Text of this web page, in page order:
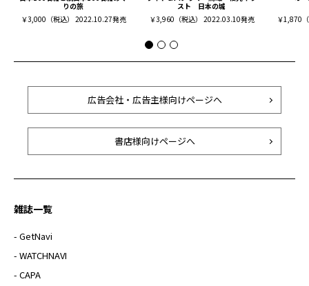
りの旅
￥3,000（税込） 2022.10.27発売
スト 日本の城
￥3,960（税込） 2022.03.10発売
￥1,870
広告会社・広告主様向けページへ
書店様向けページへ
雑誌一覧
- GetNavi
- WATCHNAVI
- CAPA